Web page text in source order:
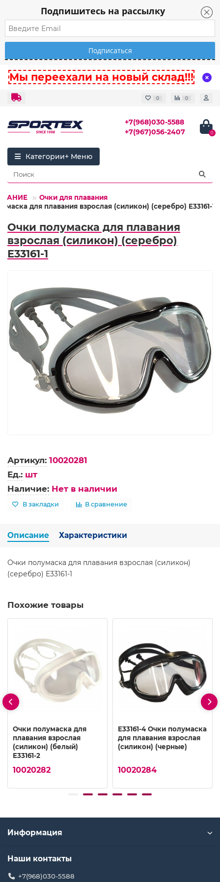
Подпишитесь на рассылку
Мы переехали на новый склад!!!
0 0
+7(968)030-5588
+7(967)056-2407
0
Категории
Очки для плавания
для плавания взрослая (силикон) (серебро) E33161-1
Очки полумаска для плавания
взрослая (силикон) (серебро)
E33161-1
Артикул: 10020281
Ед.: шт
Наличие: Нет в наличии
В закладки В сравнение
Описание Характеристики
Очки полумаска для плавания взрослая (силикон)
(серебро) E33161-1
Похожие товары
Очки полумаска для
плавания взрослая
(силикон) (белый)
E33161-2
10020282
E33161-4 Очки полумаска
для плавания взрослая
(силикон) (черные)
10020284
Информация
Наши контакты
+7(968)030-5588